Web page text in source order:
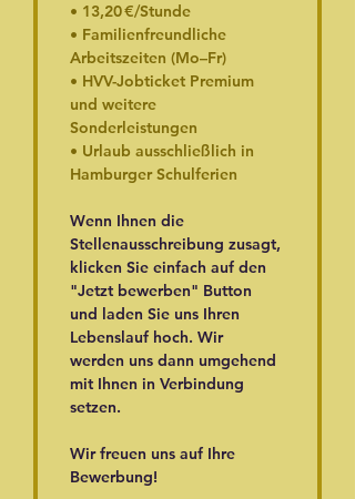
• 13,20 €/Stunde
• Familienfreundliche
Arbeitszeiten (Mo–Fr)
• HVV-Jobticket Premium
und weitere
Sonderleistungen
• Urlaub ausschließlich in
Hamburger Schulferien
Wenn Ihnen die
Stellenausschreibung zusagt,
klicken Sie einfach auf den
"Jetzt bewerben" Button
und laden Sie uns Ihren
Lebenslauf hoch. Wir
werden uns dann umgehend
mit Ihnen in Verbindung
setzen.
Wir freuen uns auf Ihre
Bewerbung!